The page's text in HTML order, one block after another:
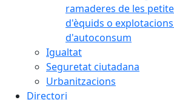
ramaderes de les
d'èquids o
d'autoconsum
Igualtat
Seguretat ciutadana
Urbanitzacions
Directori